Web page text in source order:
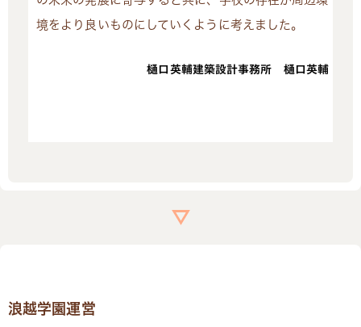
境をより良いものにしていくように考えました。
樋口英輔建築設計事務所 樋口英輔
浪越学園運営